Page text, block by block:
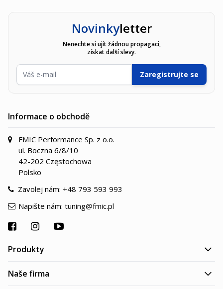
Novinkyletter
Nenechte si ujít žádnou propagaci,
získat další slevy.
E-mailová adresa
Zaregistrujte se
Informace o obchodě
FMIC Performance Sp. z o.o.
ul. Boczna 6/8/10
42-202 Częstochowa
Polsko
Zavolej nám: +48 793 593 993
Napište nám: tuning@fmic.pl
Produkty
Naše firma